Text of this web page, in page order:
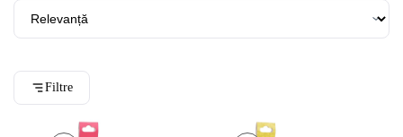
Filtre